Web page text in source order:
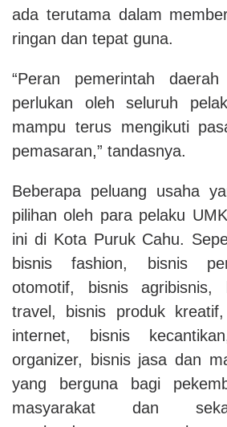
ada terutama dalam
ringan dan tepat guna.
“Peran pemerintah
perlukan oleh seluruh
mampu terus mengikuti
pemasaran,” tandasnya.
Beberapa peluang usaha
pilihan oleh para pelaku
ini di Kota Puruk Cahu.
bisnis fashion, bisnis
otomotif, bisnis
travel, bisnis produk
internet, bisnis
organizer, bisnis jasa dan
yang berguna bagi
masyarakat dan